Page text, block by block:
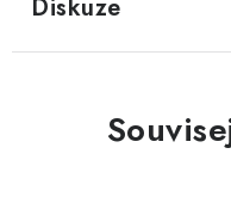
Diskuze